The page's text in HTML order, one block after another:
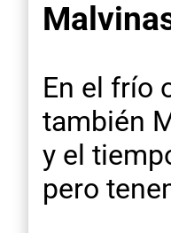
En el frío
también
y el
pero